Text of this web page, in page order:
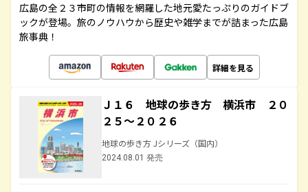
広島の全２３市町の情報を網羅した地元愛たっぷりのガイドブ
ックが登場。旅のノウハウから歴史や雑学までが詰まった広島
旅事典！
詳細を見る
Ｊ１６ 地球の歩き方 横浜市 ２０
２５～２０２６
地球の歩き方 Jシリーズ（国内）
2024.08.01 発売